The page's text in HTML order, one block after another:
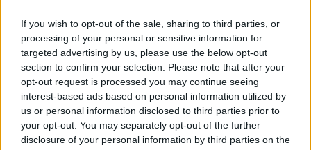
If you wish to opt-out of the sale, sharing to third parties, or
processing of your personal or sensitive information for
targeted advertising by us, please use the below opt-out
section to confirm your selection. Please note that after your
opt-out request is processed you may continue seeing
interest-based ads based on personal information utilized by
us or personal information disclosed to third parties prior to
your opt-out. You may separately opt-out of the further
disclosure of your personal information by third parties on the
ne felejtsem el, honnan jöttem, és ki szeret a legjobban.”
Akkor értettem meg valami nagyon egyszerű, mégis erős
igazságot:
Nem minden ajándék kívülről ragyog. Van, amit csak egy
csendes este, egy emlék és egy megnyíló szív tud igazán
kibontani.